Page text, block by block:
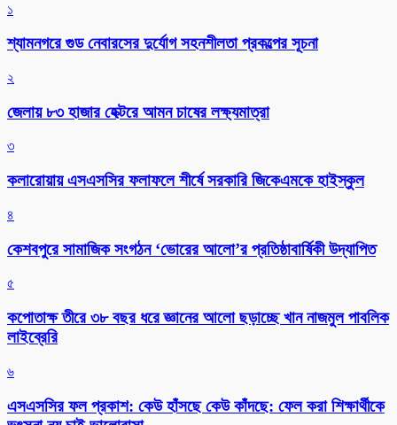
১
শ্যামনগরে গুড নেবারসের দুর্যোগ সহনশীলতা প্রকল্পের সূচনা
২
জেলায় ৮৩ হাজার হেক্টরে আমন চাষের লক্ষ্যমাত্রা
৩
কলারোয়ায় এসএসসির ফলাফলে শীর্ষে সরকারি জিকেএমকে হাইস্কুল
৪
কেশবপুরে সামাজিক সংগঠন ‘ভোরের আলো’র প্রতিষ্ঠাবার্ষিকী উদ্যাপিত
৫
কপোতাক্ষ তীরে ৩৮ বছর ধরে জ্ঞানের আলো ছড়াচ্ছে খান নাজমুল পাবলিক
লাইব্রেরি
৬
এসএসসির ফল প্রকাশ: কেউ হাঁসছে কেউ কাঁদছে: ফেল করা শিক্ষার্থীকে